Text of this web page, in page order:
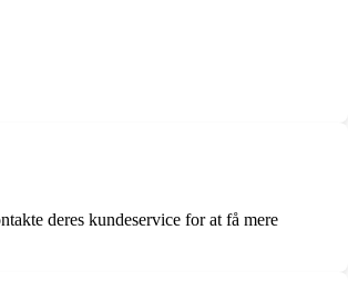
deres kundeservice for at få mere